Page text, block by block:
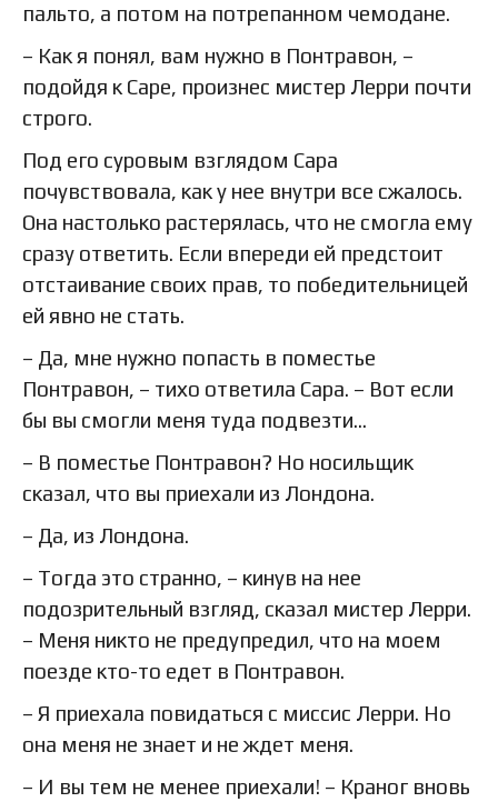
пальто, а потом на потрепанном чемодане.
– Как я понял, вам нужно в Понтравон, –
подойдя к Саре, произнес мистер Лерри почти
строго.
Под его суровым взглядом Сара
почувствовала, как у нее внутри все сжалось.
Она настолько растерялась, что не смогла ему
сразу ответить. Если впереди ей предстоит
отстаивание своих прав, то победительницей
ей явно не стать.
– Да, мне нужно попасть в поместье
Понтравон, – тихо ответила Сара. – Вот если
бы вы смогли меня туда подвезти…
– В поместье Понтравон? Но носильщик
сказал, что вы приехали из Лондона.
– Да, из Лондона.
– Тогда это странно, – кинув на нее
подозрительный взгляд, сказал мистер Лерри.
– Меня никто не предупредил, что на моем
поезде кто-то едет в Понтравон.
– Я приехала повидаться с миссис Лерри. Но
она меня не знает и не ждет меня.
– И вы тем не менее приехали! – Краног вновь